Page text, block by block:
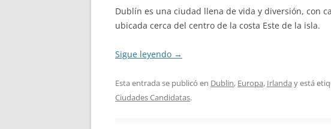
Dublín es una ciudad llena de vida y diversión, con
ubicada cerca del centro de la costa Este de la isla.
Sigue leyendo →
Esta entrada se publicó en Dublin, Europa, Irlanda y está
Ciudades Candidatas.